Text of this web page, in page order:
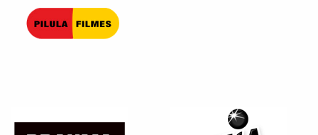
Pilula Filmes